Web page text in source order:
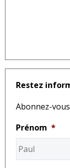
Restez
Abonnez-
Prénom *